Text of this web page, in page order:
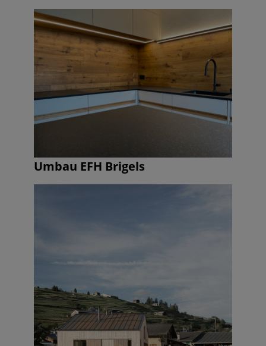
Umbau EFH Brigels